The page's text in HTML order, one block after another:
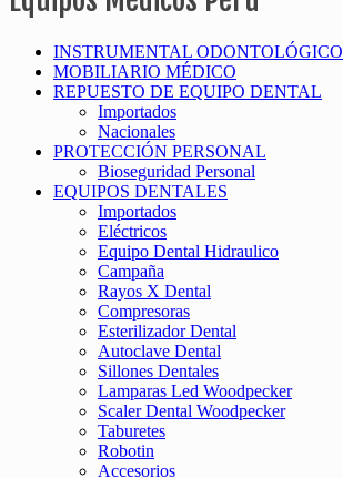
INSTRUMENTAL ODONTOLÓGICO
MOBILIARIO MÉDICO
REPUESTO DE EQUIPO DENTAL
Importados
Nacionales
PROTECCIÓN PERSONAL
Bioseguridad Personal
EQUIPOS DENTALES
Importados
Eléctricos
Equipo Dental Hidraulico
Campaña
Rayos X Dental
Compresoras
Esterilizador Dental
Autoclave Dental
Sillones Dentales
Lamparas Led Woodpecker
Scaler Dental Woodpecker
Taburetes
Robotin
Accesorios